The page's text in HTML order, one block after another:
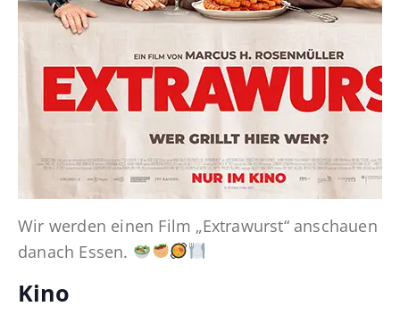
Wir werden einen Film „Extrawurst“ anschauen
danach Essen.
Kino